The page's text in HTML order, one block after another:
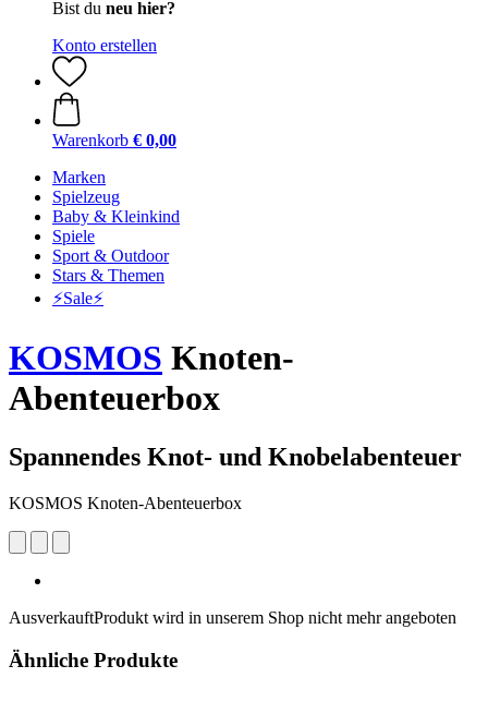
Bist du neu hier?
Konto erstellen
Warenkorb € 0,00
Marken
Spielzeug
Baby & Kleinkind
Spiele
Sport & Outdoor
Stars & Themen
⚡️Sale⚡️
KOSMOS Knoten-
Abenteuerbox
Spannendes Knot- und Knobelabenteuer
KOSMOS Knoten-Abenteuerbox
AusverkauftProdukt wird in unserem Shop nicht mehr angeboten
Ähnliche Produkte